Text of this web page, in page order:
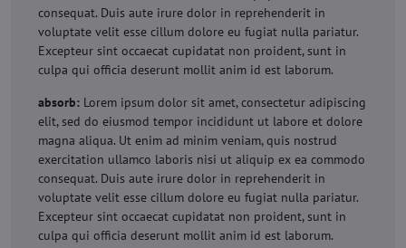
consequat. Duis aute irure dolor in reprehenderit in
voluptate velit esse cillum dolore eu fugiat nulla pariatur.
Excepteur sint occaecat cupidatat non proident, sunt in
culpa qui officia deserunt mollit anim id est laborum.
absorb: Lorem ipsum dolor sit amet, consectetur adipiscing
elit, sed do eiusmod tempor incididunt ut labore et dolore
magna aliqua. Ut enim ad minim veniam, quis nostrud
exercitation ullamco laboris nisi ut aliquip ex ea commodo
consequat. Duis aute irure dolor in reprehenderit in
voluptate velit esse cillum dolore eu fugiat nulla pariatur.
Excepteur sint occaecat cupidatat non proident, sunt in
culpa qui officia deserunt mollit anim id est laborum.